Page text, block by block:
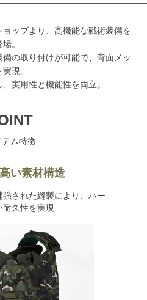
ップより、高機能な戦術装備を
。
の取り付けが可能で、背面メッ
現。
実用性と機能性を両立。
テム特徴
い素材構造
された縫製により、ハー
耐久性を実現